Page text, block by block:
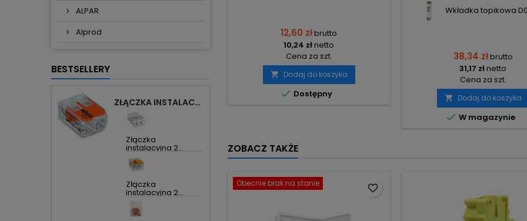
ALPAR
Alprod
BESTSELLERY
ZŁĄCZKA INSTALACYJNA 2X UNIWERSALNA COMPACT 221-412 WAGO
Złączka
instalacyjna 2...
Złączka
instalacyjna 2...
12,60 złbrutto
10,24 złnetto
Cena za szt.
 Dodaj do koszyka
 Dostępny
Wkładka topikowa
38,34 złbrutto
31,17 złnetto
Cena za szt.
 Dodaj do koszyka
 W magazynie
ZOBACZ TAKŻE
Obecnie brak na stanie favorite_border